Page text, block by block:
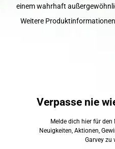
einem wahrhaft
Weitere
Verpasse nie
Melde dich hier für
Neuigkeiten, Aktionen,
Garvey zu